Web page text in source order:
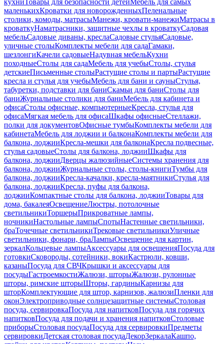
кухниТовары для безопасности детейМебель для самых
маленькихКроватки для новорожденныхПеленальные
столики, комоды, матрасыМанежи, кровати-манежиМатрасы в
кроваткуНаматрасники, защитные чехлы в кроваткуСадовая
мебельСадовые диваны, креслаСадовые стульяСадовые,
уличные столыКомплекты мебели для садаГамаки,
шезлонгиКачели садовыеНадувная мебельКухни
походныеСтолы для садаМебель для учебыСтолы, стулья
детскиеПисьменные столыРастущие столы и партыРастущие
кресла и стулья для учебыМебель для бани и сауныСтулья,
табуретки, подставки для баниСкамьи для баниСтолы для
баниЖурнальные столики для баниМебель для кабинета и
офисаСтолы офисные, компьютерныеКресла, стулья для
офисаМягкая мебель для офисаШкафы офисныеСтеллажи,
полки для документовОфисные тумбыКомплекты мебели для
кабинетаМебель для лоджии и балконаКомплекты мебели для
балкона, лоджииКресла-мешки для балконаКресла подвесные,
стулья садовыеСтолы для балкона, лоджииШкафы для
балкона, лоджииДверцы жалюзийныеСистемы хранения для
балкона, лоджииЖурнальные столы, столы-книгиТумбы для
балкона, лоджииКресла-качалки, кресла-маятникиСтулья для
балкона, лоджииКресла, пуфы для балкона,
лоджииКомпактные столы для балкона, лоджииТовары для
дома, бакалеяОсвещениеЛюстры, потолочные
светильникиТоршерыПрикроватные лампы,
ночникиНастольные лампыСпотыНастенные светильники,
браТочечные светильникиТрековые светильникиУличные
светильники, фонари, браЛампыОсвещение для картин,
зеркалКольцевые лампыАксессуары для освещенияПосуда для
готовкиСковороды, сотейники, вокиКастрюли, ковши,
казаныПосуда для СВЧКрышки и аксессуары для
посудыГастроемкостиЖалюзи, шторыЖалюзи, рулонные
шторы, римские шторыШторы, гардиныКарнизы для
шторКомплектующие для штор, карнизов, жалюзиПленки для
оконЭлектроприводные солнцезащитные системыСтоловая
посуда, сервировкаПосуда для напитковПосуда для горячих
напитковПосуда для подачи и хранения напитковСтоловые
приборыСтоловая посудаПосуда для сервировкиПредметы
сервировкиДетская столовая посудаДекорЗеркалаКашпо,